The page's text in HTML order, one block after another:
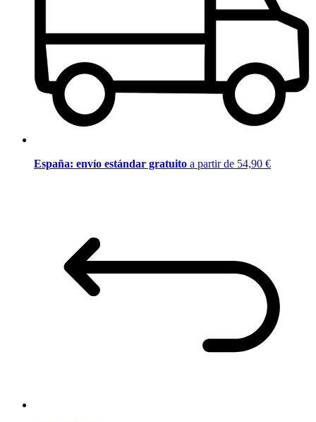
España: envío estándar gratuito a partir de 54,90 €